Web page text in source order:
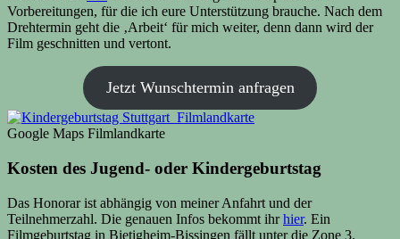
Vorbereitungen, für die ich eure Unterstützung brauche. Nach dem
Drehtermin geht die ‚Arbeit‘ für mich weiter, denn dann wird der
Film geschnitten und vertont.
Jetzt Wunschtermin anfragen
Google Maps Filmlandkarte
Kosten des Jugend- oder Kindergeburtstag
Das Honorar ist abhängig von meiner Anfahrt und der
Teilnehmerzahl. Die genauen Infos bekommt ihrhier. Ein
Filmgeburtstag in Bietigheim-Bissingen fällt unter die Zone 3.